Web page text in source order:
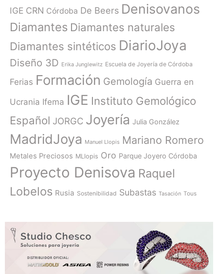
IGE CRN Córdoba De Beers Denisovanos
Diamantes Diamantes naturales
Diamantes sintéticos DiarioJoya
Diseño 3D Erika Junglewitz Escuela de Joyería de Córdoba
Ferias Formación Gemología Guerra en
Ucrania Ifema IGE Instituto Gemológico
Español JORGC Joyería Julia González
MadridJoya Manuel Llopis Mariano Romero
Metales Preciosos MLlopis Oro Parque Joyero Córdoba
Proyecto Denisova Raquel
Lobelos Rusia Sostenibilidad Subastas Tasación Tous